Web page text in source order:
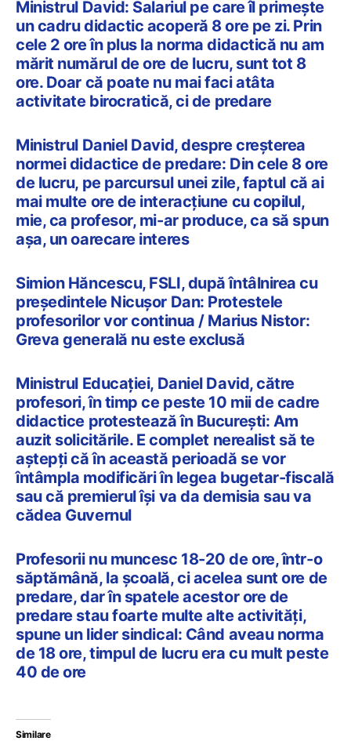
Ministrul David: Salariul pe care îl primește
un cadru didactic acoperă 8 ore pe zi. Prin
cele 2 ore în plus la norma didactică nu am
mărit numărul de ore de lucru, sunt tot 8
ore. Doar că poate nu mai faci atâta
activitate birocratică, ci de predare
Ministrul Daniel David, despre creșterea
normei didactice de predare: Din cele 8 ore
de lucru, pe parcursul unei zile, faptul că ai
mai multe ore de interacțiune cu copilul,
mie, ca profesor, mi-ar produce, ca să spun
așa, un oarecare interes
Simion Hăncescu, FSLI, după întâlnirea cu
președintele Nicușor Dan: Protestele
profesorilor vor continua / Marius Nistor:
Greva generală nu este exclusă
Ministrul Educației, Daniel David, către
profesori, în timp ce peste 10 mii de cadre
didactice protestează în București: Am
auzit solicitările. E complet nerealist să te
aștepți că în această perioadă se vor
întâmpla modificări în legea bugetar-fiscală
sau că premierul își va da demisia sau va
cădea Guvernul
Profesorii nu muncesc 18-20 de ore, într-o
săptămână, la școală, ci acelea sunt ore de
predare, dar în spatele acestor ore de
predare stau foarte multe alte activități,
spune un lider sindical: Când aveau norma
de 18 ore, timpul de lucru era cu mult peste
40 de ore
Similare